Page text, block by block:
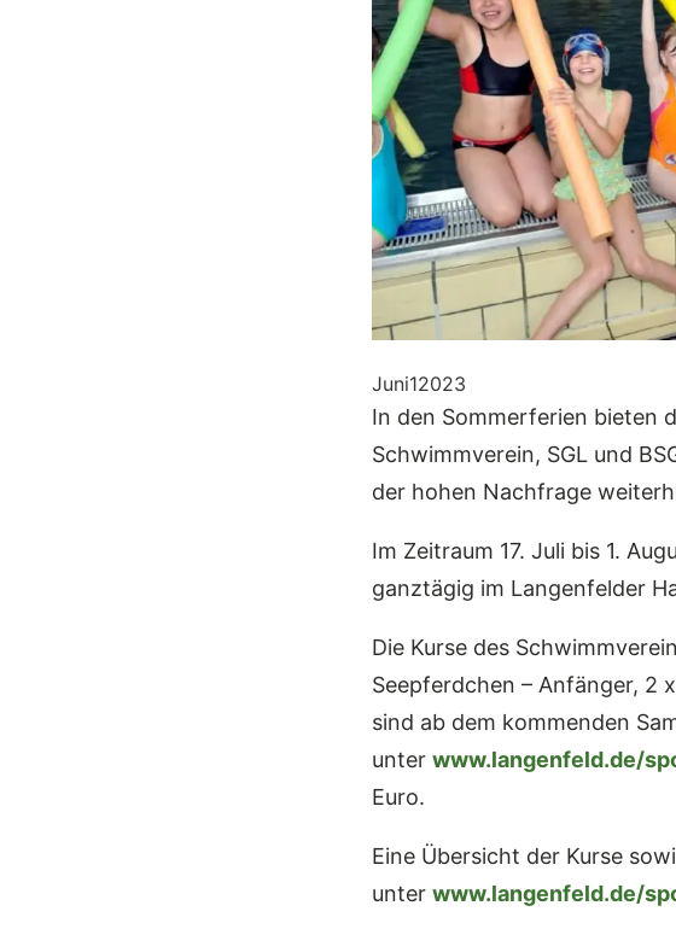
Juni12023
In den Sommerferien bieten
Schwimmverein, SGL und
der hohen Nachfrage
Im Zeitraum 17. Juli bis 1.
ganztägig im Langenfelder
Die Kurse des
Seepferdchen – Anfänger, 2
sind ab dem kommenden
unter www.langenfeld.de/
Euro.
Eine Übersicht der Kurse
unter www.langenfeld.de/